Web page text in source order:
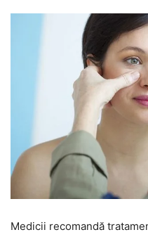
Medicii recomandă